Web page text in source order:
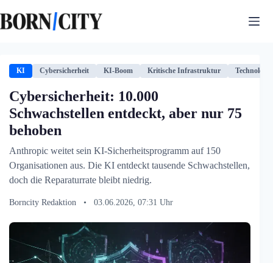
Inhalt
springen
KI Cybersicherheit KI-Boom Kritische Infrastruktur Technologie
Cybersicherheit: 10.000
Schwachstellen entdeckt, aber nur 75
behoben
Anthropic weitet sein KI-Sicherheitsprogramm auf 150
Organisationen aus. Die KI entdeckt tausende Schwachstellen,
doch die Reparaturrate bleibt niedrig.
Borncity Redaktion • 03.06.2026, 07:31 Uhr